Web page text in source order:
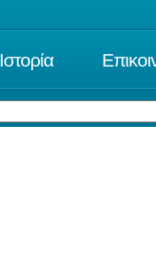
Ιστορία